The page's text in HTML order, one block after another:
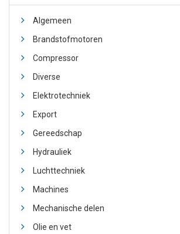
Algemeen
Brandstofmotoren
Compressor
Diverse
Elektrotechniek
Export
Gereedschap
Hydrauliek
Luchttechniek
Machines
Mechanische delen
Olie en vet